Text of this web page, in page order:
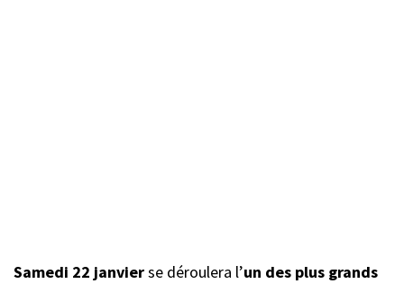
Samedi 22 janvierse déroulera l’un des plus grands